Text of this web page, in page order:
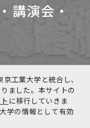
子）
学系)
講演会・
工業大学と統合し、
ました。本サイトの
に移行していきま
学の情報として有効